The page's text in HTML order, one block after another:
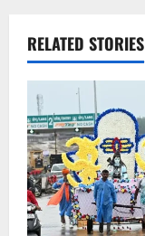
RELATED STORIES